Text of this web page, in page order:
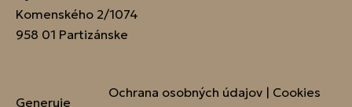
Komenského 2/1074
958 01 Partizánske
Generuje
Ochrana osobných údajov | Cookies